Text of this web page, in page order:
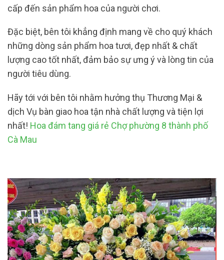
cấp đến sản phẩm hoa của người chơi.
Đặc biệt, bên tôi khẳng định mang về cho quý khách
những dòng sản phẩm hoa tươi, đẹp nhất & chất
lượng cao tốt nhất, đảm bảo sự ưng ý và lòng tin của
người tiêu dùng.
Hãy tới với bên tôi nhằm hưởng thụ Thương Mại &
dịch Vụ bàn giao hoa tận nhà chất lượng và tiện lợi
nhất! Hoa đám tang giá rẻ Chợ phường 8 thành phố
Cà Mau